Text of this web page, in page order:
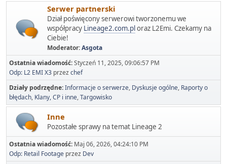
Serwer partnerski
Dział poświęcony serwerowi tworzonemu we
współpracy Lineage2.com.ploraz L2Emi. Czekamy na
Ciebie!
Moderator:Asgota
Ostatnia wiadomość:Styczeń 11, 2025, 09:06:57 PM
Odp: L2 EMI X3 przezchef
Działy podrzędne Informacje o serwerze Dyskusje ogólne Raporty o
błędach Klany, CP i inne Targowisko
Inne
Pozostałe sprawy na temat Lineage 2
Ostatnia wiadomość: Maj 06, 2026, 04:24:10 PM
Odp: Retail Footage przez Dev